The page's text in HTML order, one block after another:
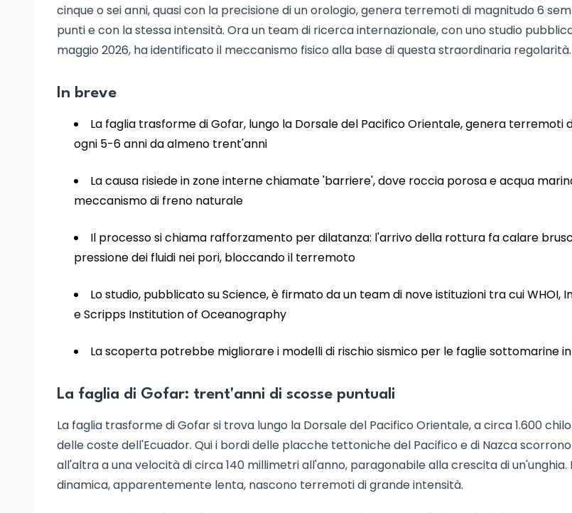
cinque o sei anni, quasi con la precisione di un orologio, genera terremoti di magnitudo 6
punti e con la stessa intensità. Ora un team di ricerca internazionale, con uno studio
maggio 2026, ha identificato il meccanismo fisico alla base di questa straordinaria regolarità.
In breve
La faglia trasforme di Gofar, lungo la Dorsale del Pacifico Orientale, genera terremoti
ogni 5-6 anni da almeno trent'anni
La causa risiede in zone interne chiamate 'barriere', dove roccia porosa e acqua
meccanismo di freno naturale
Il processo si chiama rafforzamento per dilatanza: l'arrivo della rottura fa calare
pressione dei fluidi nei pori, bloccando il terremoto
Lo studio, pubblicato su Science, è firmato da un team di nove istituzioni tra cui WHOI,
e Scripps Institution of Oceanography
La scoperta potrebbe migliorare i modelli di rischio sismico per le faglie sottomarine
La faglia di Gofar: trent'anni di scosse puntuali
La faglia trasforme di Gofar si trova lungo la Dorsale del Pacifico Orientale, a circa 1.600
delle coste dell'Ecuador. Qui i bordi delle placche tettoniche del Pacifico e di Nazca
all'altra a una velocità di circa 140 millimetri all'anno, paragonabile alla crescita di un'unghia.
dinamica, apparentemente lenta, nascono terremoti di grande intensità.